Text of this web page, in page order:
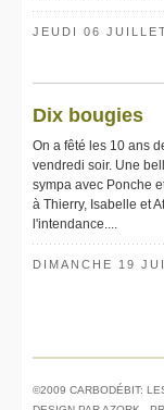
JEUDI 06
Dix bougies
On a fêté les 10 ans
vendredi soir. Une
sympa avec Ponche
à Thierry, Isabelle et
l'intendance....
DIMANCHE 19
©2009 CARBODÉBIT: